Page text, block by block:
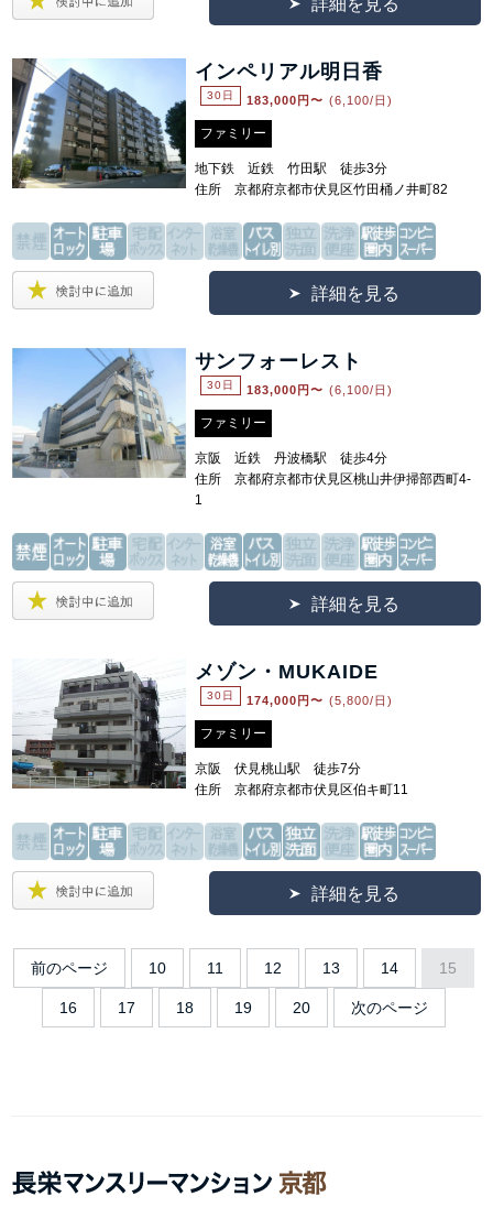
詳細を見る
インペリアル明日香
30日 183,000 円〜 (6,100/日)
ファミリー
地下鉄 近鉄 竹田駅 徒歩3分
住所 京都府京都市伏見区竹田桶ノ井町82
詳細を見る
サンフォーレスト
30日 183,000 円〜 (6,100/日)
ファミリー
京阪 近鉄 丹波橋駅 徒歩4分
住所 京都府京都市伏見区桃山井伊掃部西町4-
1
詳細を見る
メゾン・MUKAIDE
30日 174,000 円〜 (5,800/日)
ファミリー
京阪 伏見桃山駅 徒歩7分
住所 京都府京都市伏見区伯キ町11
詳細を見る
前のページ 10 11 12 13 14 15
16 17 18 19 20 次のページ